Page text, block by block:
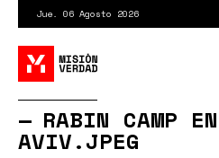
contenido
principal
Jue. 06 Agosto 2026
RABIN CAMP
AVIV.JPEG